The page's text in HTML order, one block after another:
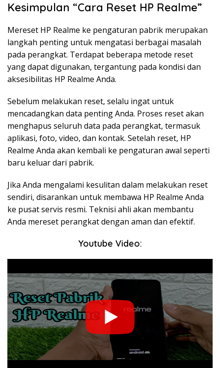
Kesimpulan “Cara Reset HP Realme”
Mereset HP Realme ke pengaturan pabrik merupakan
langkah penting untuk mengatasi berbagai masalah
pada perangkat. Terdapat beberapa metode reset
yang dapat digunakan, tergantung pada kondisi dan
aksesibilitas HP Realme Anda.
Sebelum melakukan reset, selalu ingat untuk
mencadangkan data penting Anda. Proses reset akan
menghapus seluruh data pada perangkat, termasuk
aplikasi, foto, video, dan kontak. Setelah reset, HP
Realme Anda akan kembali ke pengaturan awal seperti
baru keluar dari pabrik.
Jika Anda mengalami kesulitan dalam melakukan reset
sendiri, disarankan untuk membawa HP Realme Anda
ke pusat servis resmi. Teknisi ahli akan membantu
Anda mereset perangkat dengan aman dan efektif.
Youtube Video: